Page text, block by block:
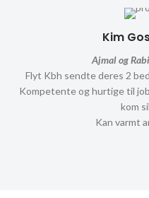
Kim
Ajmal og
Flyt Kbh sendte deres 2
Kompetente og hurtige til
kom
Kan varmt